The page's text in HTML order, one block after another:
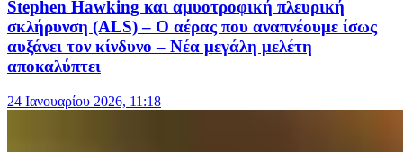
Stephen Hawking και αμυοτροφική πλευρική
σκλήρυνση (ALS) – Ο αέρας που αναπνέουμε ίσως
αυξάνει τον κίνδυνο – Νέα μεγάλη μελέτη
αποκαλύπτει
24 Ιανουαρίου 2026, 11:18